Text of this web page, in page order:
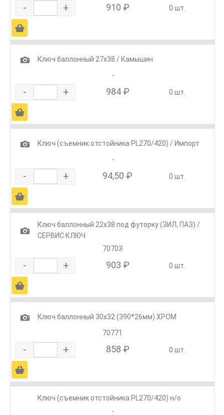
- + 910 ₽ 0 шт.
Ä
1
Ключ баллонный 27х38 / Камышин
-
- + 984 ₽ 0 шт.
Ä
1
Ключ (съемник отстойника PL270/420) / Импорт
-
- + 94,50 ₽ 0 шт.
Ä
1
Ключ баллонный 22х38 под футорку (ЗИЛ, ПАЗ) /
СЕРВИС КЛЮЧ
70703
- + 903 ₽ 0 шт.
Ä
1
Ключ баллонный 30х32 (390*26мм) ХРОМ
70771
- + 858 ₽ 0 шт.
Ä
Ключ (съемник отстойника PL270/420) н/о
-